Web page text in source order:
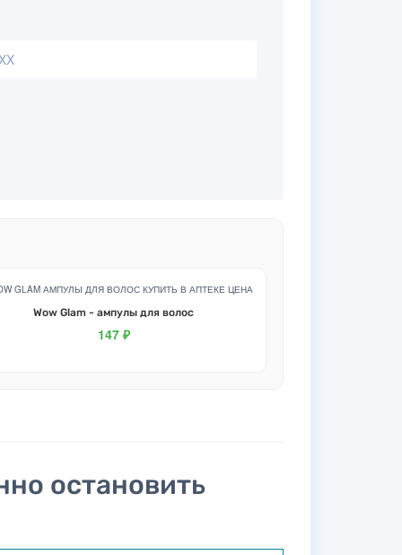
Wow Glam - ампулы для волос
147 ₽
остановить